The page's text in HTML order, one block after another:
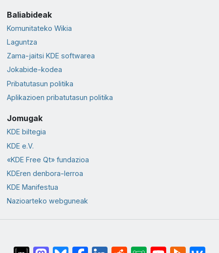
Baliabideak
Komunitateko Wikia
Laguntza
Zama-jaitsi KDE softwarea
Jokabide-kodea
Pribatutasun politika
Aplikazioen pribatutasun politika
Jomugak
KDE biltegia
KDE e.V.
«KDE Free Qt» fundazioa
KDEren denbora-lerroa
KDE Manifestua
Nazioarteko webguneak